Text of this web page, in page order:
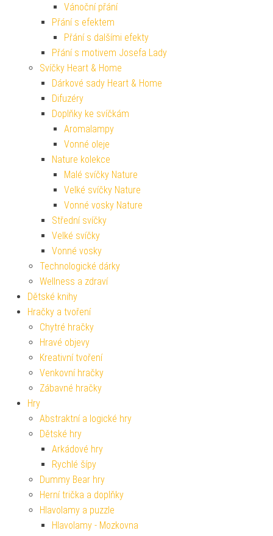
Vánoční přání
Přání s efektem
Přání s dalšími efekty
Přání s motivem Josefa Lady
Svíčky Heart & Home
Dárkové sady Heart & Home
Difuzéry
Doplňky ke svíčkám
Aromalampy
Vonné oleje
Nature kolekce
Malé svíčky Nature
Velké svíčky Nature
Vonné vosky Nature
Střední svíčky
Velké svíčky
Vonné vosky
Technologické dárky
Wellness a zdraví
Dětské knihy
Hračky a tvoření
Chytré hračky
Hravé objevy
Kreativní tvoření
Venkovní hračky
Zábavné hračky
Hry
Abstraktní a logické hry
Dětské hry
Arkádové hry
Rychlé šípy
Dummy Bear hry
Herní trička a doplňky
Hlavolamy a puzzle
Hlavolamy - Mozkovna